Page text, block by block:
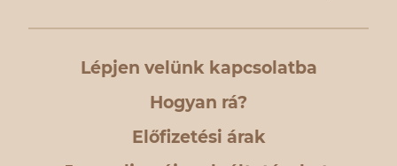
Lépjen velünk kapcsolatba
Hogyan rá?
Előfizetési árak